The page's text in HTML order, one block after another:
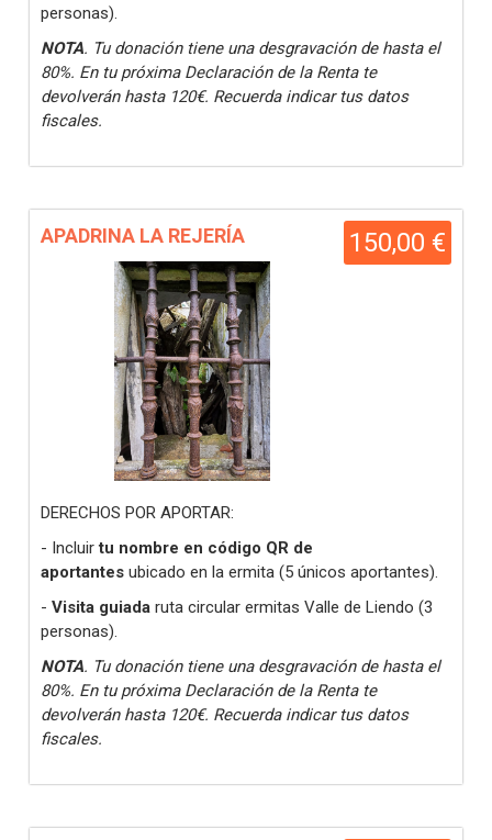
personas).
NOTA. Tu donación tiene una desgravación de hasta el
80%. En tu próxima Declaración de la Renta te
devolverán hasta 120€. Recuerda indicar tus datos
fiscales.
150,00 €
APADRINA LA REJERÍA
DERECHOS POR APORTAR:
- Incluirtu nombre en código QR de
aportantes ubicado en la ermita (5 únicos aportantes).
- Visita guiada ruta circular ermitas Valle de Liendo (3
personas).
NOTA. Tu donación tiene una desgravación de hasta el
80%. En tu próxima Declaración de la Renta te
devolverán hasta 120€. Recuerda indicar tus datos
fiscales.